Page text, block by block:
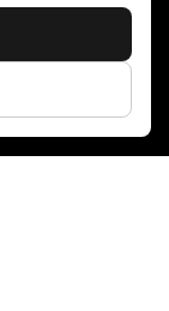
Limited. All
Policy Sitemap